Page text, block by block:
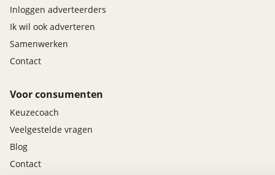
Inloggen adverteerders
Ik wil ook adverteren
Samenwerken
Contact
Voor consumenten
Keuzecoach
Veelgestelde vragen
Blog
Contact